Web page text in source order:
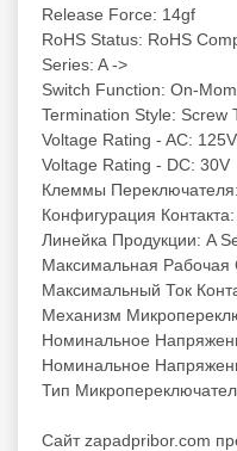
Release Force: 14gf
RoHS Status: RoHS
Series: A ->
Switch Function: On-Mom
Termination Style: Screw
Voltage Rating - AC: 125V
Voltage Rating - DC: 30V
Клеммы
Конфигурация
Линейка Продукции: A
Максимальная Рабочая
Максимальный Ток
Механизм
Номинальное
Номинальное
Тип
Cайт zapadpribor.com